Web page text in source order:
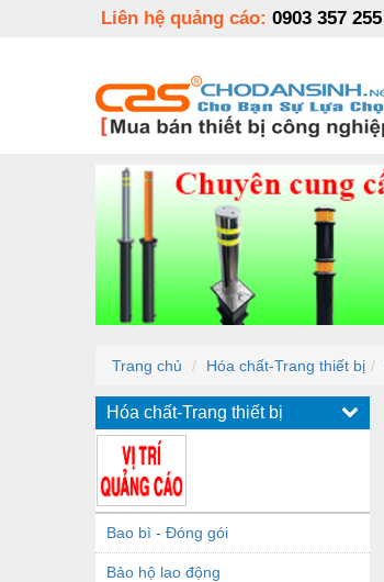
Liên hệ quảng cáo: 0903 357 255
Trang chủ Hóa chất-Trang thiết bị
Hóa chất-Trang thiết bị
Bao bì - Đóng gói
Bảo hộ lao động